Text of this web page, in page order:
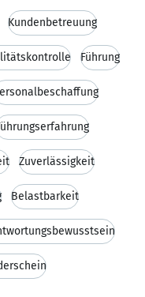
Kundenbetreuung
Führung
Zuverlässigkeit
Belastbarkeit